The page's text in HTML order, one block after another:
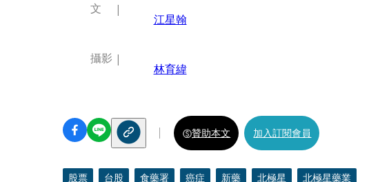
文
江星翰
攝影
林育緯
贊助本文 加入訂閱會員
股票 台股 食藥署 癌症 新藥 北極星 北極星藥業